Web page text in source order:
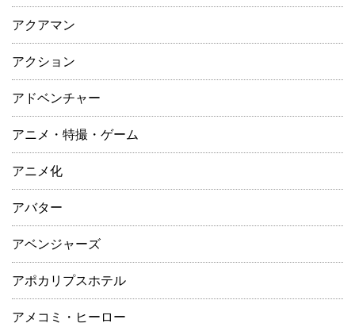
アクアマン
アクション
アドベンチャー
アニメ・特撮・ゲーム
アニメ化
アバター
アベンジャーズ
アポカリプスホテル
アメコミ・ヒーロー